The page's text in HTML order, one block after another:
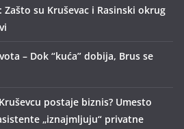
su Kruševac i Rasinski okrug
– Dok “kuća” dobija, Brus se
postaje biznis? Umesto
„iznajmljuju“ privatne